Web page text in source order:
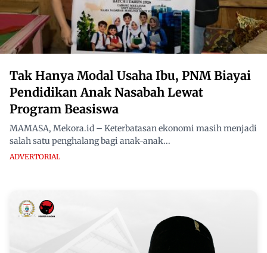
Tak Hanya Modal Usaha Ibu, PNM Biayai
Pendidikan Anak Nasabah Lewat
Program Beasiswa
MAMASA, Mekora.id – Keterbatasan ekonomi masih menjadi
salah satu penghalang bagi anak-anak...
ADVERTORIAL